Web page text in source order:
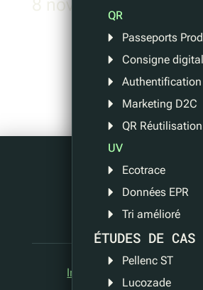
QR
Passeports
Consigne
Marketing D2C
QR
UV
Ecotrace
Données EPR
Tri amélioré
ÉTUDES DE CAS
Pellenc ST
Lucozade
8 novembre 2023
Article
Article suivant
Informations